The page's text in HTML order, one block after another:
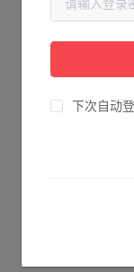
请检查您输入的网址
下次自动